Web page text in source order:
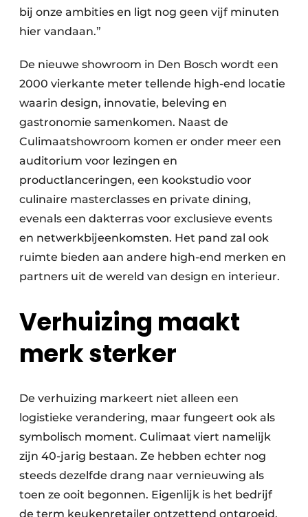
bij onze ambities en ligt nog geen vijf minuten
hier vandaan.”
De nieuwe showroom in Den Bosch wordt een
2000 vierkante meter tellende high-end locatie
waarin design, innovatie, beleving en
gastronomie samenkomen. Naast de
Culimaatshowroom komen er onder meer een
auditorium voor lezingen en
productlanceringen, een kookstudio voor
culinaire masterclasses en private dining,
evenals een dakterras voor exclusieve events
en netwerkbijeenkomsten. Het pand zal ook
ruimte bieden aan andere high-end merken en
partners uit de wereld van design en interieur.
Verhuizing maakt
merk sterker
De verhuizing markeert niet alleen een
logistieke verandering, maar fungeert ook als
symbolisch moment. Culimaat viert namelijk
zijn 40-jarig bestaan. Ze hebben echter nog
steeds dezelfde drang naar vernieuwing als
toen ze ooit begonnen. Eigenlijk is het bedrijf
de term keukenretailer ontzettend ontgroeid.